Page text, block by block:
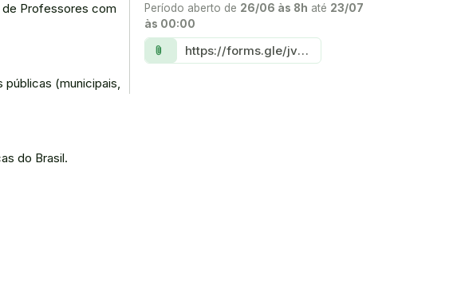
de Professores com
(municipais,
do Brasil.
Período aberto de 26/06 às 8h até 23/07
às 00:00
Link:
attach_file https://forms.gle/jvSq2vVks9oxkRKD7